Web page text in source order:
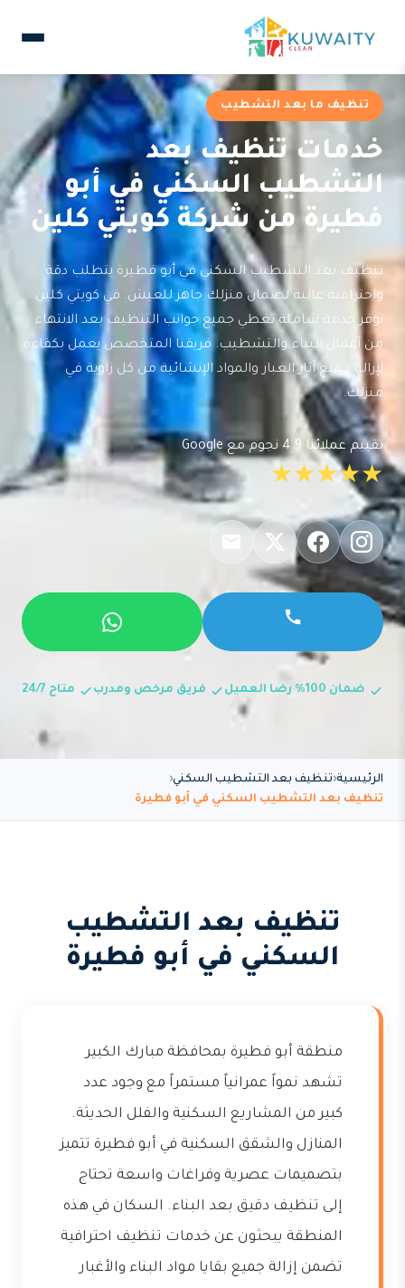
تنظيف ما بعد التشطيب
خدمات تنظيف بعد
التشطيب السكني في أبو
فطيرة من شركة كويتي كلين
تنظيف بعد التشطيب السكني في أبو فطيرة يتطلب دقة
واحترافية عالية لضمان منزلك جاهز للعيش. في كويتي كلين
نوفر خدمة شاملة تغطي جميع جوانب التنظيف بعد الانتهاء
من أعمال البناء والتشطيب. فريقنا المتخصص يعمل بكفاءة
لإزالة جميع آثار الغبار والمواد الإنشائية من كل زاوية في
منزلك.
تقييم عملائنا 4.9 نجوم مع Google
★★★★★
ضمان 100% رضا العميل فريق مرخص ومدرب متاح 24/7
الرئيسية تنظيف بعد التشطيب السكني
تنظيف بعد التشطيب السكني في أبو فطيرة
تنظيف بعد التشطيب
السكني في أبو فطيرة
منطقة أبو فطيرة بمحافظة مبارك الكبير
تشهد نمواً عمرانياً مستمراً مع وجود عدد
كبير من المشاريع السكنية والفلل الحديثة.
المنازل والشقق السكنية في أبو فطيرة تتميز
بتصميمات عصرية وفراغات واسعة تحتاج
إلى تنظيف دقيق بعد البناء. السكان في هذه
المنطقة يبحثون عن خدمات تنظيف احترافية
تضمن إزالة جميع بقايا مواد البناء والأغبار